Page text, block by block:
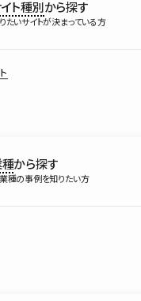
ト種別から探す
たいサイトが決まっている方
から探す
種の事例を知りたい方